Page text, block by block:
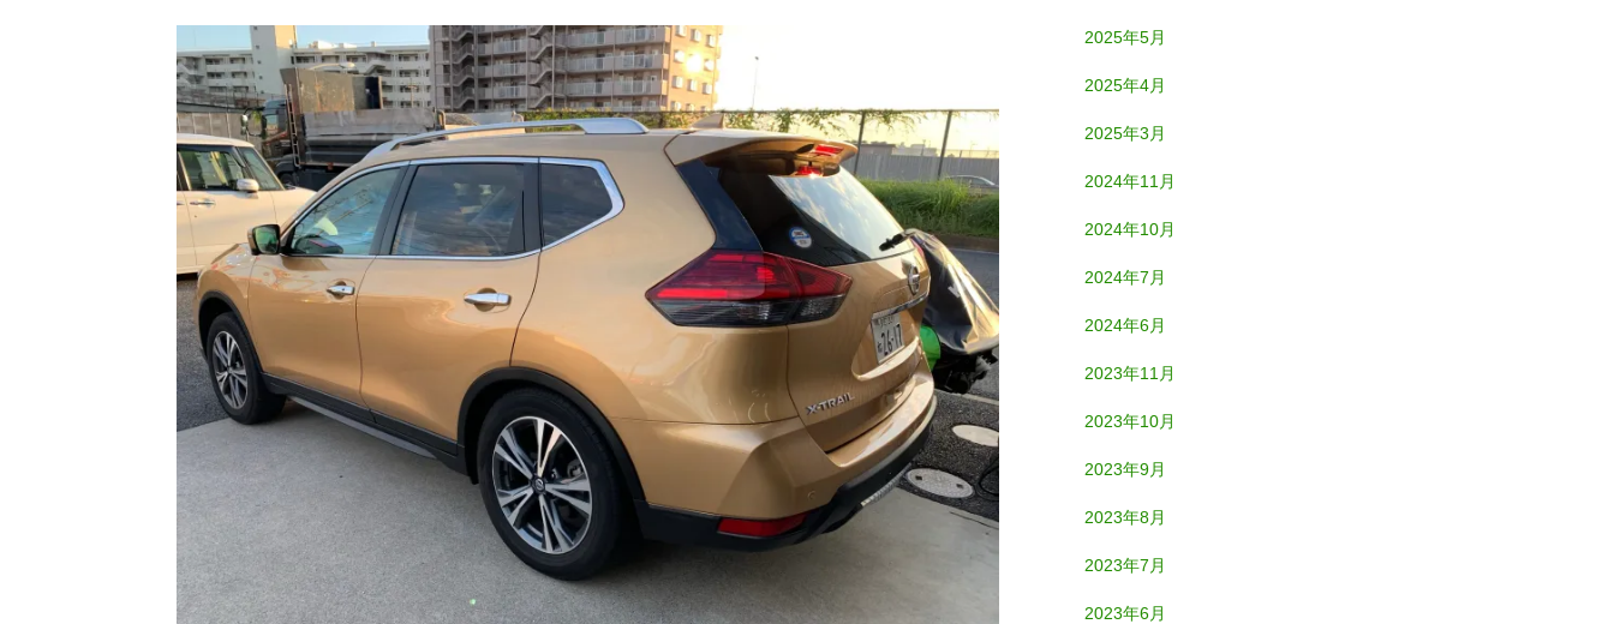
2025年5月
2025年4月
2025年3月
2024年11月
2024年10月
2024年7月
2024年6月
2023年11月
2023年10月
2023年9月
2023年8月
2023年7月
2023年6月